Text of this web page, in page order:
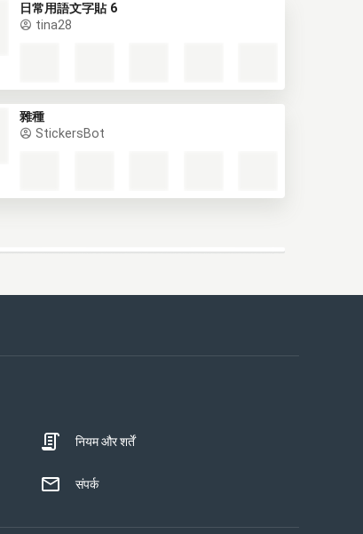
日常用語文字貼 6
tina28
雜種
StickersBot
नियम और शर्तें
संपर्क